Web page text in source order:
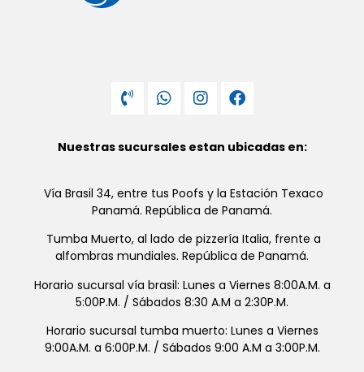
Nuestras sucursales estan ubicadas en:
Vía Brasil 34, entre tus Poofs y la Estación Texaco
Panamá. República de Panamá.
Tumba Muerto, al lado de pizzería Italia, frente a
alfombras mundiales. República de Panamá.
Horario sucursal vía brasil: Lunes a Viernes 8:00A.M. a
5:00P.M. / Sábados 8:30 A.M a 2:30P.M.
Horario sucursal tumba muerto: Lunes a Viernes
9:00A.M. a 6:00P.M. / Sábados 9:00 A.M a 3:00P.M.